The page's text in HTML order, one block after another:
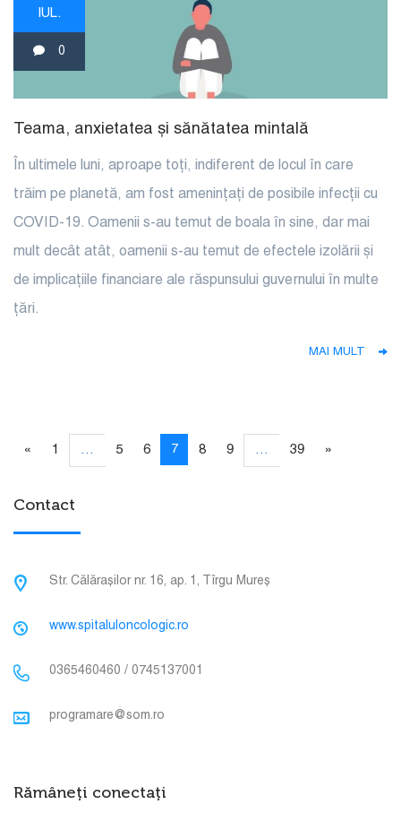
IUL.
0
Teama, anxietatea și sănătatea mintală
În ultimele luni, aproape toți, indiferent de locul în care
trăim pe planetă, am fost amenințați de posibile infecții cu
COVID-19. Oamenii s-au temut de boala în sine, dar mai
mult decât atât, oamenii s-au temut de efectele izolării și
de implicațiile financiare ale răspunsului guvernului în multe
țări.
MAI MULT
« 1 … 5 6 7 8 9 … 39 »
Contact
Str. Călărașilor nr. 16, ap. 1, Tîrgu Mureș
www.spitaluloncologic.ro
0365460460 / 0745137001
programare@som.ro
Rămâneți conectați